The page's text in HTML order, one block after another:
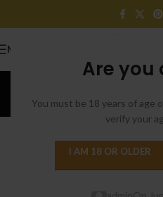
Are you
You must be 18 years of age
verify your
I AM 18 OR OLDER
MENU
Home
DESIGN
Green